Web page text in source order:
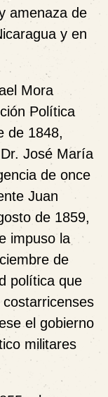
amenaza de
y en
Mora
Política
de 1848,
José María
de once
Juan
de 1859,
impuso la
de
política que
el gobierno
militares